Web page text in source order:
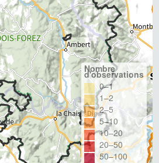
Nombre
d'observations
0–1
1–2
2–5
5–10
10–20
20–50
50–100